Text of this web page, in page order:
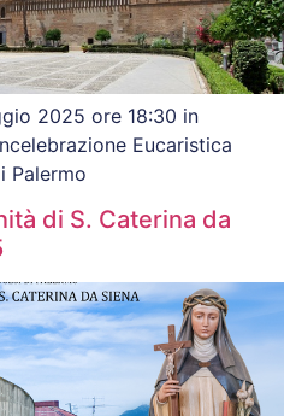
2025 ore 18:30 in
Eucaristica
Palermo
di S. Caterina da